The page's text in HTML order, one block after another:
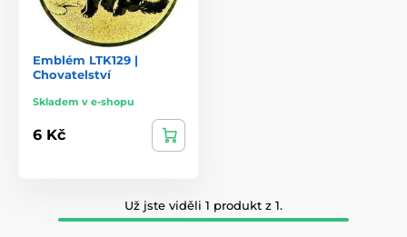
Emblém LTK129 |
Chovatelství
Skladem v e-shopu
6 Kč
Už jste viděli 1 produkt z 1.